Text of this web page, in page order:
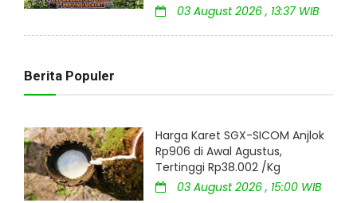
03 August 2026 , 13:37 WIB
Berita Populer
Harga Karet SGX-SICOM Anjlok
Rp906 di Awal Agustus,
Tertinggi Rp38.002 /Kg
03 August 2026 , 15:00 WIB